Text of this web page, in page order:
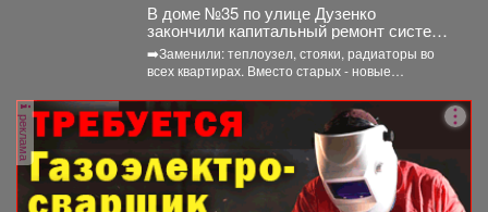
В доме №35 по улице Дузенко
закончили капитальный ремонт системы
отопления.
➡️Заменили: теплоузел, стояки, радиаторы во
всех квартирах. Вместо старых - новые
реклама